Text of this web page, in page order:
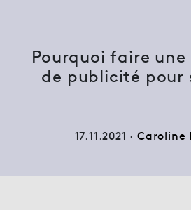
Pourquoi faire
de publicité pour
17.11.2021 · Caroline